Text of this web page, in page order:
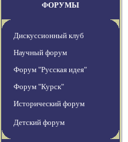
ФОРУМЫ
Дискуссионный клуб
Научный форум
Форум "Русская идея"
Форум "Курск"
Исторический форум
Детский форум